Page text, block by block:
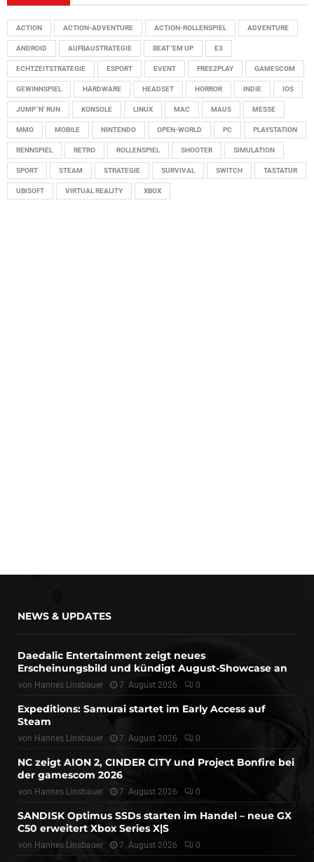
ACTION ACTION-ADVENTURE ACTION-ROLLENSPIEL ADVENTURE
ANDROID AUFBAUSTRATEGIE BEAT 'EM UP E3
ECHTZEITSTRATEGIE ESPORT EVENT FREE2PLAY GAMESCOM
GEWINNSPIEL HARDWARE HEADSET HORROR INDIE IOS
JUMP 'N' RUN KONSOLE LINUX MAC MAUS MESSE
MMO MOBILE NINTENDO OPEN-WORLD PC PLAYSTATION
RENNSPIEL RETRO ROLLENSPIEL SHOOTER SIMULATION
SPORT STEAM STRATEGIE SURVIVAL SWITCH TASTATUR
UBISOFT VIRTUAL REALITY XBOX
NEWS & UPDATES
Daedalic Entertainment zeigt neues
Erscheinungsbild und kündigt August-Showcase an
von Hannes Linsbauer 7. August 2026 0
Expeditions: Samurai startet im Early Access auf
Steam
von Hannes Linsbauer 7. August 2026 0
NC zeigt AION 2, CINDER CITY und Project Bonfire bei
der gamescom 2026
von Hannes Linsbauer 7. August 2026 0
SANDISK Optimus SSDs starten im Handel – neue GX
C50 erweitert Xbox Series X|S
von Hannes Linsbauer 7. August 2026 0